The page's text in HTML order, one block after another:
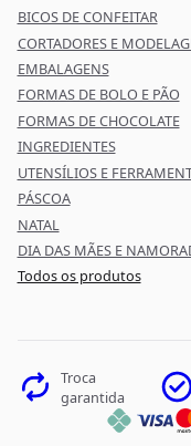
BICOS DE CONFEITAR
CORTADORES E
EMBALAGENS
FORMAS DE BOLO E PÃO
FORMAS DE CHOCOLATE
INGREDIENTES
UTENSÍLIOS E
PÁSCOA
NATAL
DIA DAS MÃES E
Todos os produtos
Troca
garantida